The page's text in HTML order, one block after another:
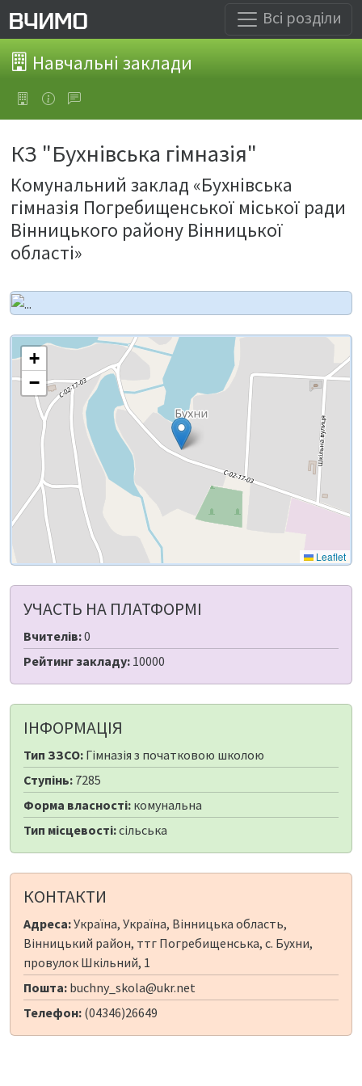
Всі розділи
Навчальні заклади
КЗ "Бухнівська гімназія"
Комунальний заклад «Бухнівська
гімназія Погребищенської міської ради
Вінницького району Вінницької
області»
+
−
Leaflet
УЧАСТЬ НА ПЛАТФОРМІ
Вчителів:0
Рейтинг закладу: 10000
ІНФОРМАЦІЯ
Тип ЗЗСО: Гімназія з початковою школою
Ступінь: 7285
Форма власності: комунальна
Тип місцевості:сільська
КОНТАКТИ
Адреса:Україна, Україна, Вінницька область,
Вінницький район, ттг Погребищенська, с. Бухни,
провулок Шкільний, 1
Пошта: buchny_skola@ukr.net
Телефон: (04346)26649